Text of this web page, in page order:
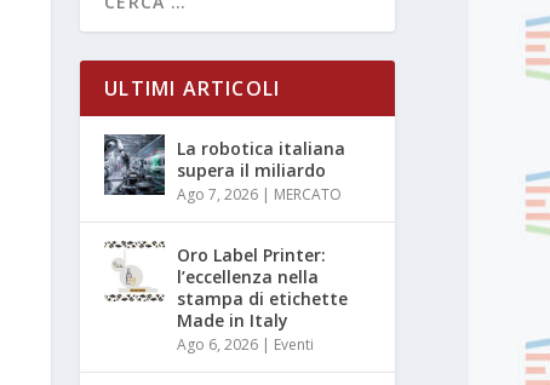
ULTIMI ARTICOLI
La robotica italiana
supera il miliardo
Ago 7, 2026 | MERCATO
Oro Label Printer:
l’eccellenza nella
stampa di etichette
Made in Italy
Ago 6, 2026 | Eventi